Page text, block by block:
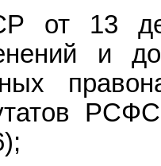
от 13
и